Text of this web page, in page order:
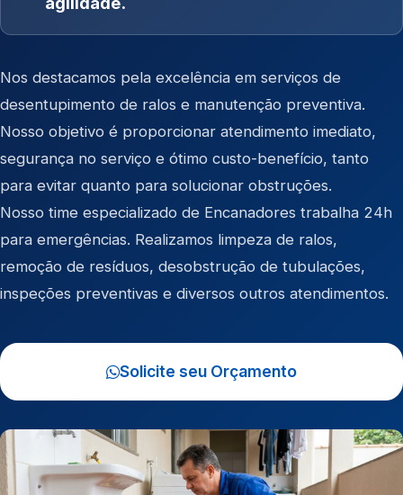
Nos destacamos pela excelência em serviços de
desentupimento de ralos e manutenção preventiva.
Nosso objetivo é proporcionar atendimento imediato,
segurança no serviço e ótimo custo-benefício, tanto
para evitar quanto para solucionar obstruções.
Nosso time especializado de Encanadores trabalha 24h
para emergências. Realizamos limpeza de ralos,
remoção de resíduos, desobstrução de tubulações,
inspeções preventivas e diversos outros atendimentos.
Solicite seu Orçamento